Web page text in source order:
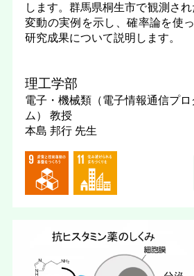
します。群馬県桐生市で観測さ
変動の実例を示し、確率論を使
研究成果について説明します。
理工学部
電子・機械類（電子情報通信プロ
ム） 教授
本島 邦行 先生